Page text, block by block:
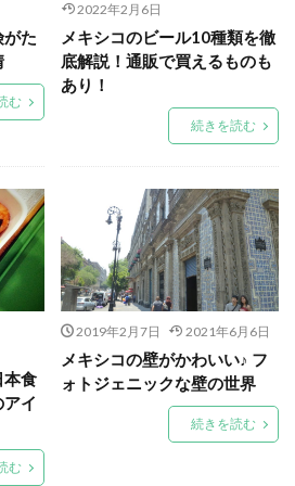
がた
む
2022年2月6日
メキシコのビール10種類を徹
底解説！通販で買えるものも
あり！
続きを読む
本食
イ
む
2019年2月7日 2021年6月6日
メキシコの壁がかわいい♪ フ
ォトジェニックな壁の世界
続きを読む